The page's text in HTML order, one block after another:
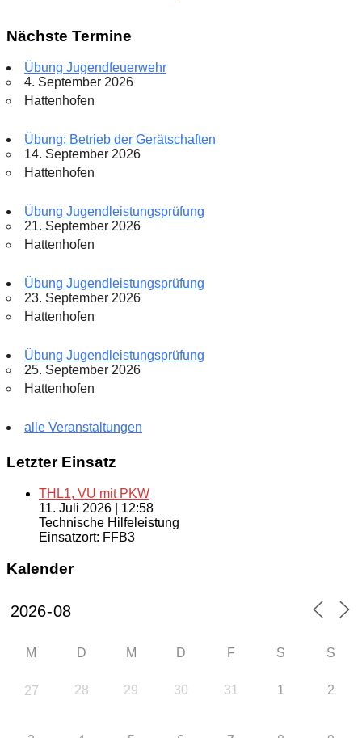
Nächste Termine
Übung Jugendfeuerwehr
4. September 2026
Hattenhofen
Übung: Betrieb der Gerätschaften
14. September 2026
Hattenhofen
Übung Jugendleistungsprüfung
21. September 2026
Hattenhofen
Übung Jugendleistungsprüfung
23. September 2026
Hattenhofen
Übung Jugendleistungsprüfung
25. September 2026
Hattenhofen
alle Veranstaltungen
Letzter Einsatz
THL1, VU mit PKW
11. Juli 2026
12:58
Technische Hilfeleistung
Einsatzort: FFB3
Kalender
M D M D F S S
27 28 29 30 31 1 2